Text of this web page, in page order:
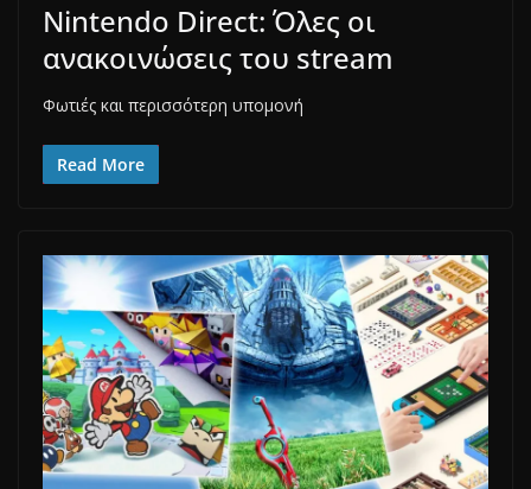
Nintendo Direct: Όλες οι
ανακοινώσεις του stream
Φωτιές και περισσότερη υπομονή
Read More